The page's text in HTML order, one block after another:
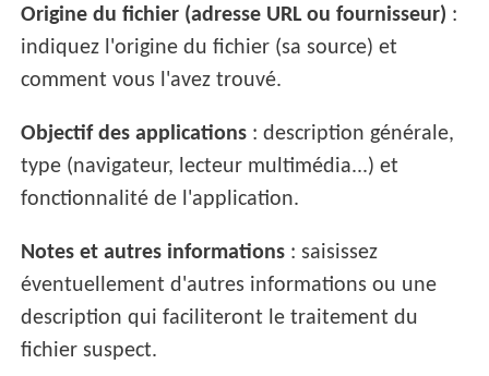
Origine du fichier (adresse URL ou fournisseur) :
indiquez l'origine du fichier (sa source) et
comment vous l'avez trouvé.
Objectif des applications : description générale,
type (navigateur, lecteur multimédia...) et
fonctionnalité de l'application.
Notes et autres informations : saisissez
éventuellement d'autres informations ou une
description qui faciliteront le traitement du
fichier suspect.